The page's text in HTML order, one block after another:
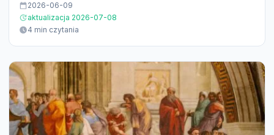
2026-06-09
aktualizacja 2026-07-08
4 min czytania